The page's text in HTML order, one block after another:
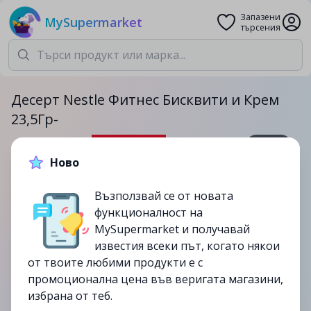
MySupermarket
Запазени
търсения
Десерт Nestle Фитнес Бисквити и Крем
23,5Гр-
0.99лв.1.15лв.
-14%
изтекла
Ново
Възползвай се от новата
функционалност на
MySupermarket и получавай
известия всеки път, когато някои
от твоите любими продукти е с
промоционална цена във веригата магазини,
избрана от теб.